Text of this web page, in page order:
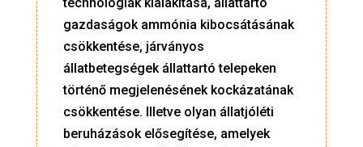
gazdaságok ammónia kibocsátásának
csökkentése, járványos
állatbetegségek állattartó telepeken
történő megjelenésének kockázatának
csökkentése. Illetve olyan állatjóléti
beruházások elősegítése, amelyek